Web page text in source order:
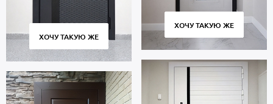
ХОЧУ ТАКУЮ ЖЕ
ХОЧУ ТАКУЮ ЖЕ